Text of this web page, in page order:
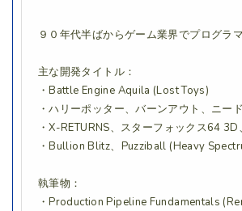
９０年代半ばからゲーム業界でプログラ
主な開発タイトル：
・Battle Engine Aquila (Lost Toys)
・ハリーポッター、バーンアウト、ニ
・X-RETURNS、スターフォックス64
・Bullion Blitz、Puzziball (Heavy
執筆物：
・Production Pipeline Fundamentals